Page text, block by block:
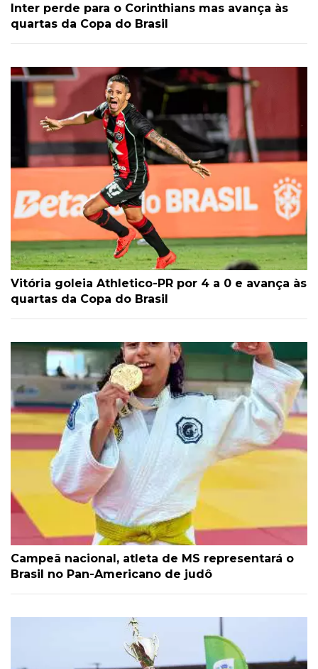
Inter perde para o Corinthians mas avança às
quartas da Copa do Brasil
Vitória goleia Athletico-PR por 4 a 0 e avança às
quartas da Copa do Brasil
Campeã nacional, atleta de MS representará o
Brasil no Pan-Americano de judô